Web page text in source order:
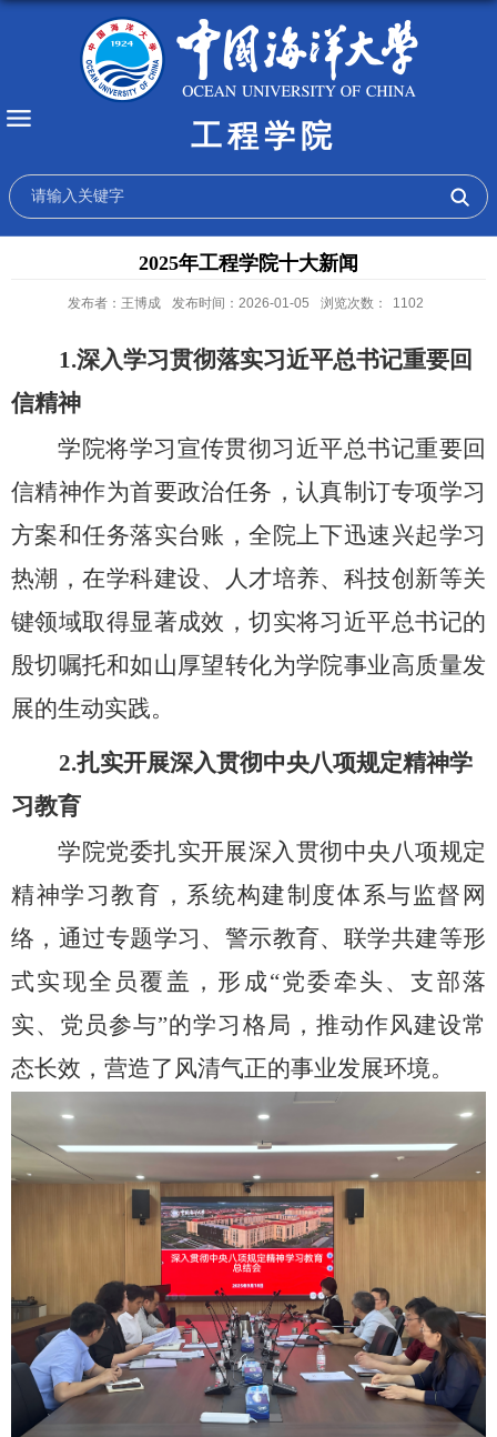
工程学院
2025年工程学院十大新闻
发布者：王博成 发布时间：2026-01-05 浏览次数： 1102
1.深入学习贯彻落实习近平总书记重要回
信精神
学院将学习宣传贯彻习近平总书记重要回
信精神作为首要政治任务，认真制订专项学习
方案和任务落实台账，全院上下迅速兴起学习
热潮，在学科建设、人才培养、科技创新等关
键领域取得显著成效，切实将习近平总书记的
殷切嘱托和如山厚望转化为学院事业高质量发
展的生动实践。
2.扎实开展深入贯彻中央八项规定精神学
习教育
学院党委扎实开展深入贯彻中央八项规定
精神学习教育，系统构建制度体系与监督网
络，通过专题学习、警示教育、联学共建等形
式实现全员覆盖，形成“党委牵头、支部落
实、党员参与”的学习格局，推动作风建设常
态长效，营造了风清气正的事业发展环境。